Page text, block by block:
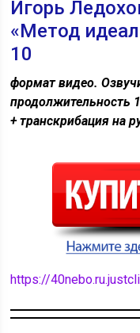
Игорь
«Метод
10
формат видео.
продолжительность
+ транскрибация на
https://